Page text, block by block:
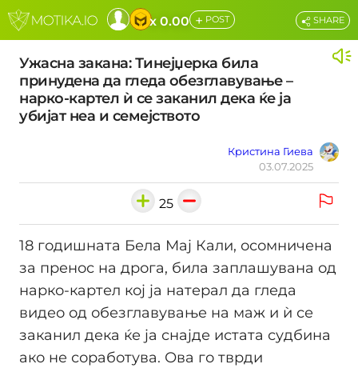
x 0.00 + POST
Ужасна закана: Тинејџерка била
принудена да гледа обезглавување –
нарко-картел ѝ се заканил дека ќе ја
убијат неа и семејството
Кристина Гиева
03.07.2025
SHARE
25
18 годишната Бела Мај Кали, осомничена
за пренос на дрога, била заплашувана од
нарко-картел кој ја натерал да гледа
видео од обезглавување на маж и ѝ се
заканил дека ќе ја снајде истата судбина
ако не соработува. Ова го тврди